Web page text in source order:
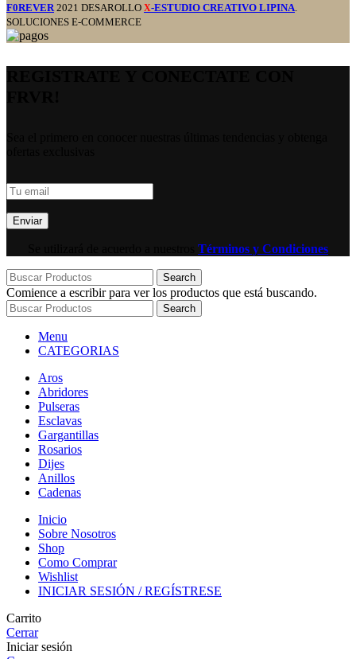
F0REVER 2021 DESAROLLO X-ESTUDIO CREATIVO LIPINA
SOLUCIONES E-COMMERCE
Términos y Condiciones
Search
Comience a escribir para ver los productos que está buscando.
Search
Menu
CATEGORIAS
Aros
Abridores
Pulseras
Esclavas
Gargantillas
Rosarios
Dijes
Anillos
Cadenas
Inicio
Sobre Nosotros
Shop
Como Comprar
Wishlist
INICIAR SESIÓN / REGÍSTRESE
Carrito
Cerrar
Iniciar sesión